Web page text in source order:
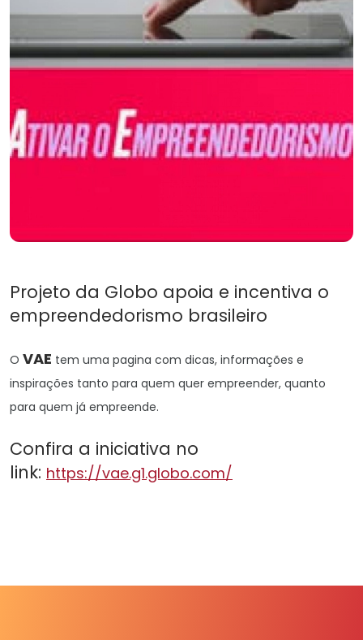
Projeto da Globo apoia e incentiva o
empreendedorismo brasileiro
O VAE tem uma pagina com dicas, informações e
inspirações tanto para quem quer empreender, quanto
para quem já empreende.
Confira a iniciativa no
link: https://vae.g1.globo.com/